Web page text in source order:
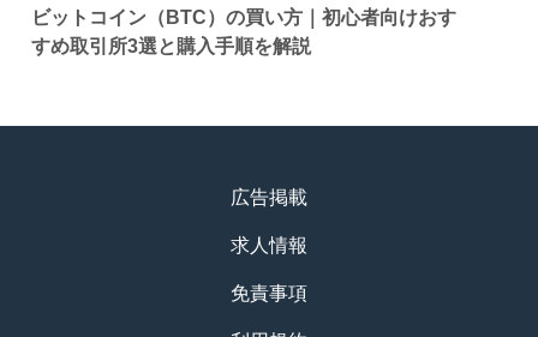
ビットコイン（BTC）の買い方｜初心者向けおす
すめ取引所3選と購入手順を解説
広告掲載
求人情報
免責事項